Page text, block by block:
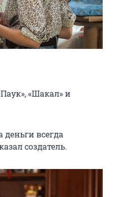
«Шакал» и
всегда
создатель.